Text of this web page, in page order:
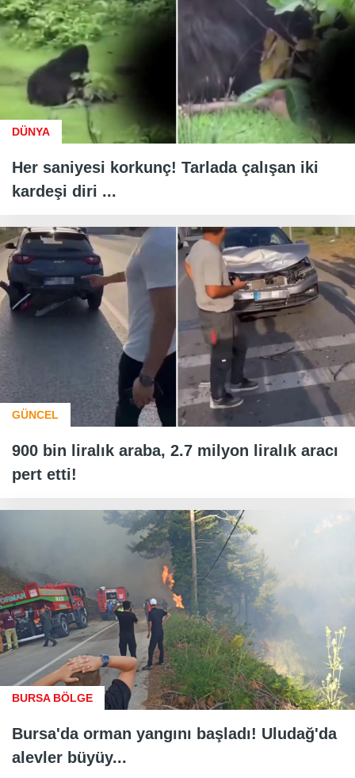
DÜNYA
Her saniyesi korkunç! Tarlada çalışan iki
kardeşi diri ...
GÜNCEL
900 bin liralık araba, 2.7 milyon liralık aracı
pert etti!
BURSA BÖLGE
Bursa'da orman yangını başladı! Uludağ'da
alevler büyüy...